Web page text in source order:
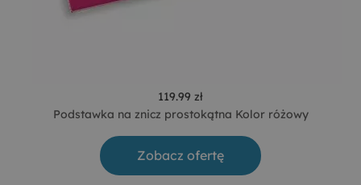
119.99 zł
Podstawka na znicz prostokątna Kolor różowy
Zobacz ofertę